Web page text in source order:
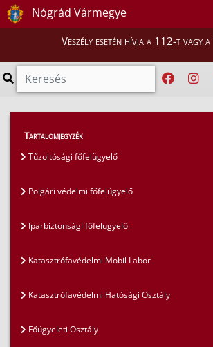
Nógrád Vármegye
Veszély esetén hívja a 112-t vagy
Magunkról
Tűzoltósági főfelügyelő
Tartalomjegyzék
Tűzoltósági főfelügyelő
Polgári védelmi főfelügyelő
Iparbiztonsági főfelügyelő
Katasztrófavédelmi Mobil Labor
Katasztrófavédelmi Hatósági Osztály
Főügyeleti Osztály